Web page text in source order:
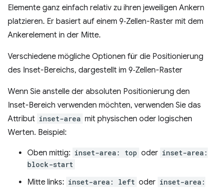
Elemente ganz einfach relativ zu ihren jeweiligen Ankern
platzieren. Er basiert auf einem 9‑Zellen-Raster mit dem
Ankerelement in der Mitte.
Verschiedene mögliche Optionen für die Positionierung
des Inset-Bereichs, dargestellt im 9‑Zellen-Raster
Wenn Sie anstelle der absoluten Positionierung den
Inset-Bereich verwenden möchten, verwenden Sie das
Attribut inset-area mit physischen oder logischen
Werten. Beispiel:
Oben mittig: inset-area: top oder inset-area:
block-start
Mitte links: inset-area: left oder inset-area: